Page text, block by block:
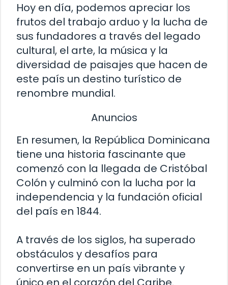
Hoy en día, podemos apreciar los
frutos del trabajo arduo y la lucha de
sus fundadores a través del legado
cultural, el arte, la música y la
diversidad de paisajes que hacen de
este país un destino turístico de
renombre mundial.
Anuncios
En resumen, la República Dominicana
tiene una historia fascinante que
comenzó con la llegada de Cristóbal
Colón y culminó con la lucha por la
independencia y la fundación oficial
del país en 1844.
A través de los siglos, ha superado
obstáculos y desafíos para
convertirse en un país vibrante y